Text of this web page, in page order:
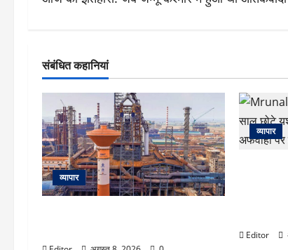
गे
श
न
संबंधित कहानियां
व्यापार
व्यापार
Editor